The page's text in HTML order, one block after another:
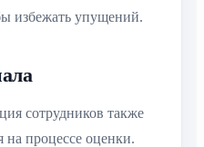
избежать упущений.
сотрудников также
на процессе оценки.